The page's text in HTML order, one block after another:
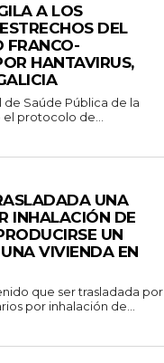
A LOS
DEL
FRANCO-
HANTAVIRUS,
de Saúde Pública de la
protocolo de...
UNA
INHALACIÓN DE
UN
VIVIENDA EN
que ser trasladada por
por inhalación de...